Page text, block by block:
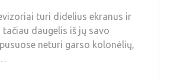
turi didelius ekranus ir
daugelis iš jų savo
neturi garso kolonėlių,